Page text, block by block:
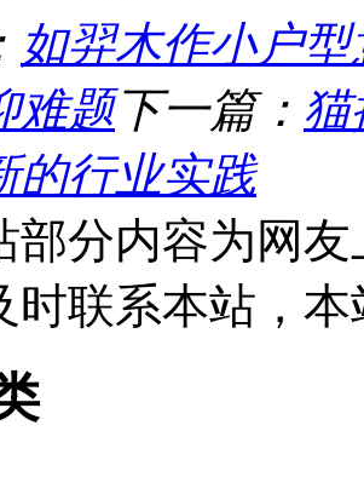
如羿木作小户
难题下一篇： 猫
的行业实践
部分内容为网
时联系本站，